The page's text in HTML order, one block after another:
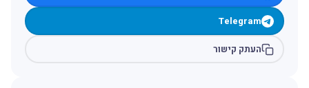
Telegram
העתק קישור